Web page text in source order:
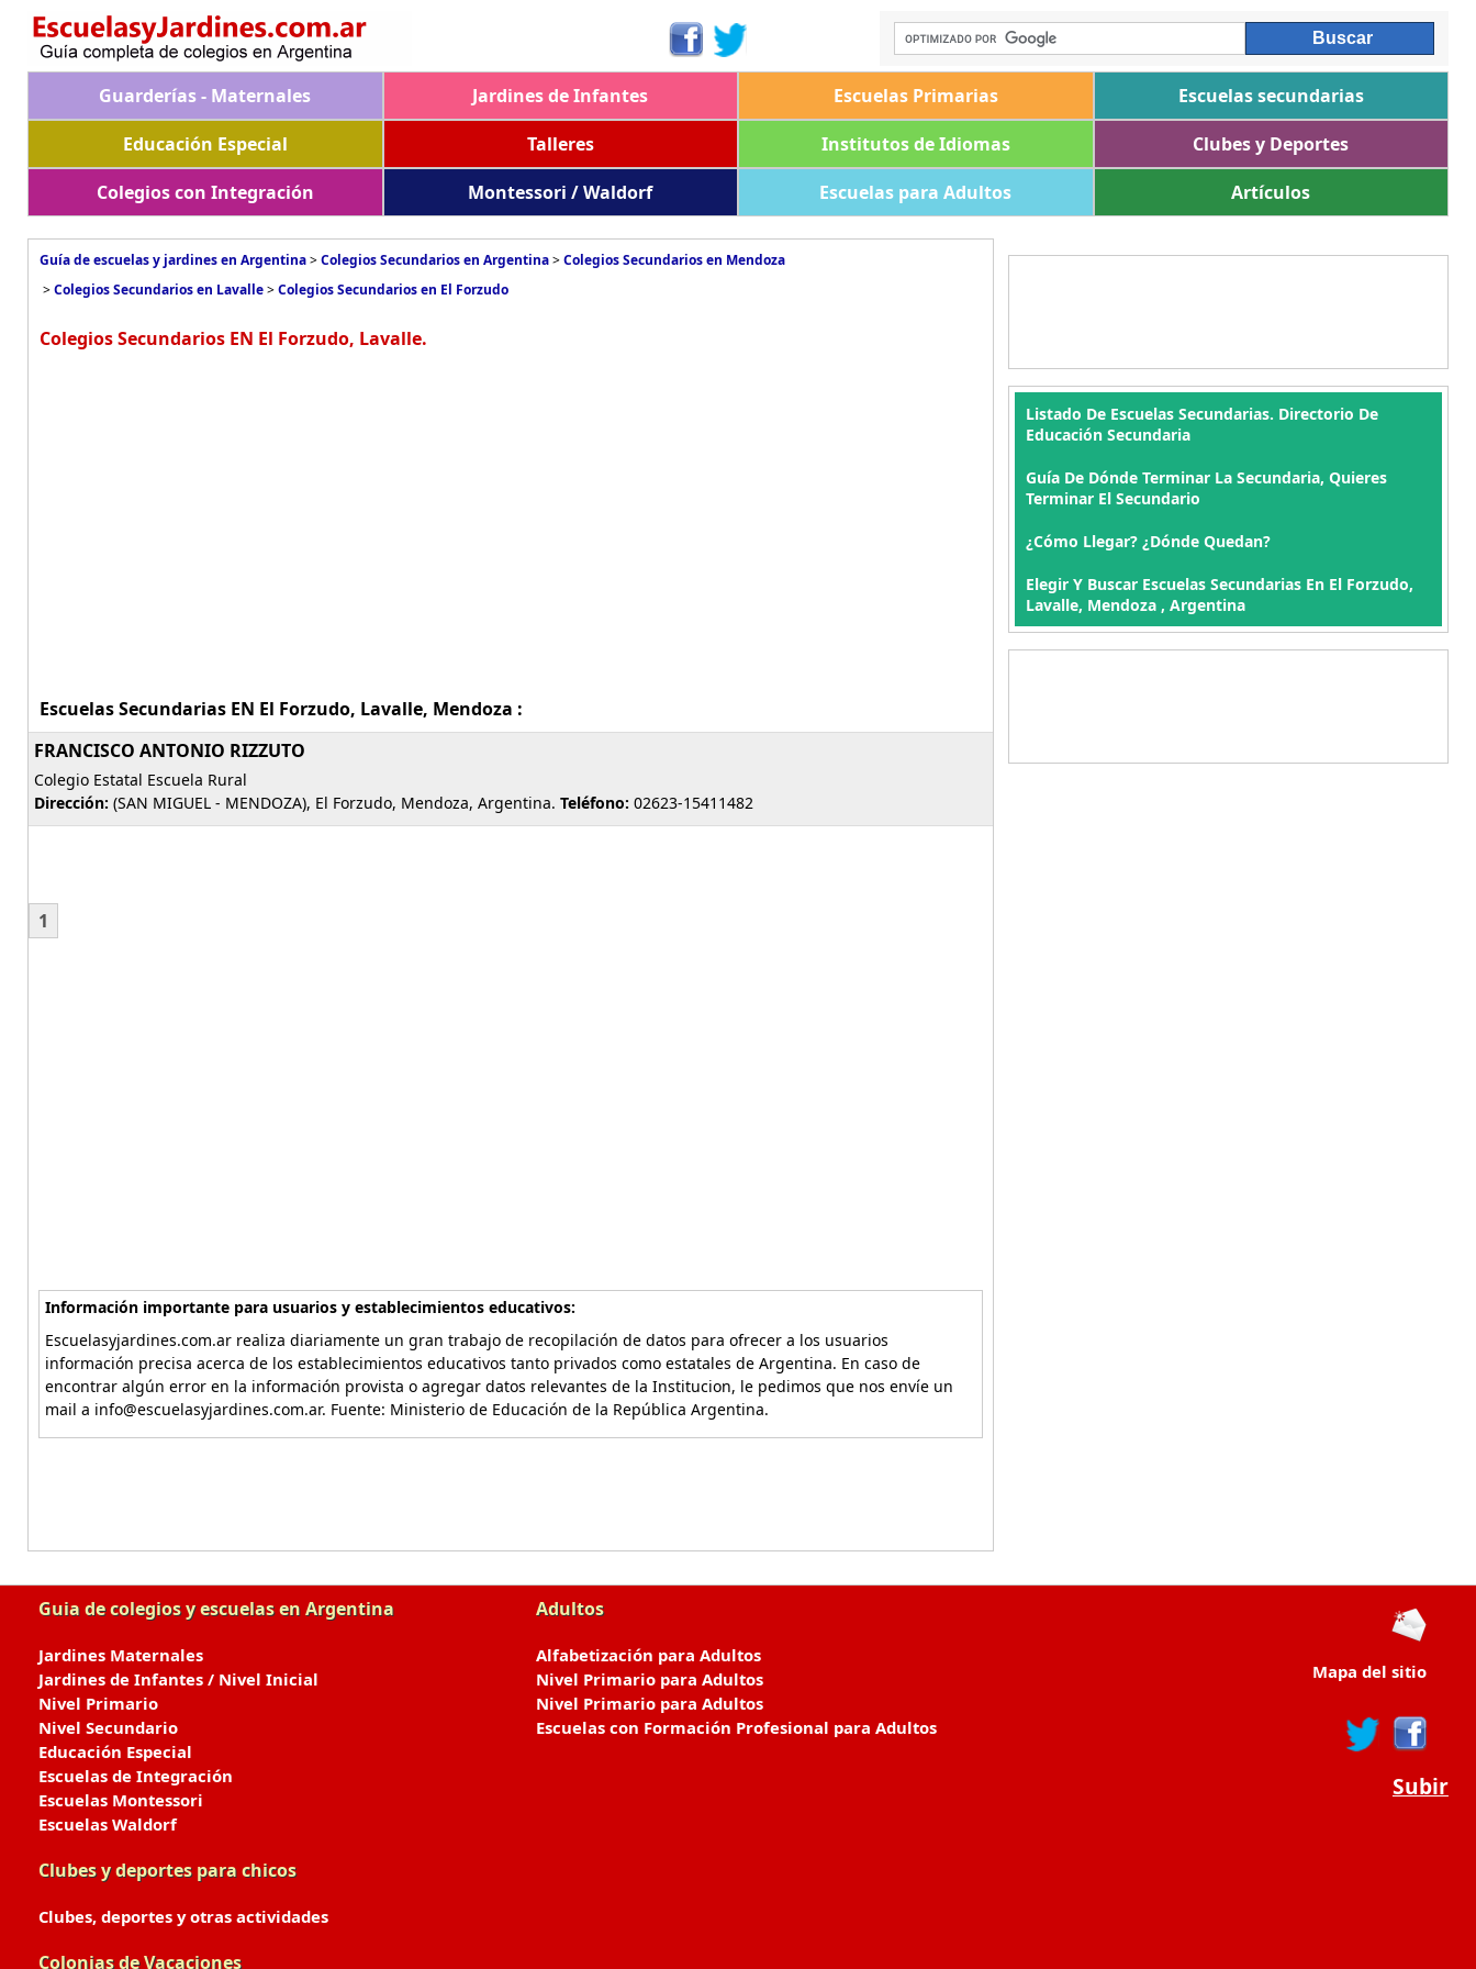
Guarderías - Maternales Jardines de Infantes Escuelas Primarias
Escuelas secundarias
Educación Especial
Talleres Institutos de Idiomas
Clubes y Deportes
Colegios con Integración
Montessori / Waldorf Escuelas para Adultos Artículos
Guía de escuelas y jardines en Argentina>Colegios Secundarios en Argentina>Colegios Secundarios en Mendoza
>Colegios Secundarios en Lavalle>Colegios Secundarios en El Forzudo
Colegios Secundarios EN El Forzudo, Lavalle.
Escuelas Secundarias EN El Forzudo, Lavalle, Mendoza :
FRANCISCO ANTONIO RIZZUTO
Colegio Estatal Escuela Rural
Dirección: (SAN MIGUEL - MENDOZA), El Forzudo, Mendoza, Argentina. Teléfono: 02623-15411482
1
Información importante para usuarios y establecimientos educativos:
Escuelasyjardines.com.ar realiza diariamente un gran trabajo de recopilación de datos para ofrecer a los usuarios
información precisa acerca de los establecimientos educativos tanto privados como estatales de Argentina. En caso de
encontrar algún error en la información provista o agregar datos relevantes de la Institucion, le pedimos que nos envíe un
mail a info@escuelasyjardines.com.ar. Fuente: Ministerio de Educación de la República Argentina.
Listado De Escuelas Secundarias. Directorio De
Educación Secundaria
Guía De Dónde Terminar La Secundaria, Quieres
Terminar El Secundario
¿Cómo Llegar? ¿Dónde Quedan?
Elegir Y Buscar Escuelas Secundarias En El Forzudo,
Lavalle, Mendoza , Argentina
Guia de colegios y escuelas en Argentina
Jardines Maternales
Jardines de Infantes / Nivel Inicial
Nivel Primario
Nivel Secundario
Educación Especial
Escuelas de Integración
Escuelas Montessori
Escuelas Waldorf
Clubes y deportes para chicos
Clubes, deportes y otras actividades
Colonias de Vacaciones
Adultos
Alfabetización para Adultos
Nivel Primario para Adultos
Nivel Primario para Adultos
Escuelas con Formación Profesional para Adultos
Mapa del sitio
Subir